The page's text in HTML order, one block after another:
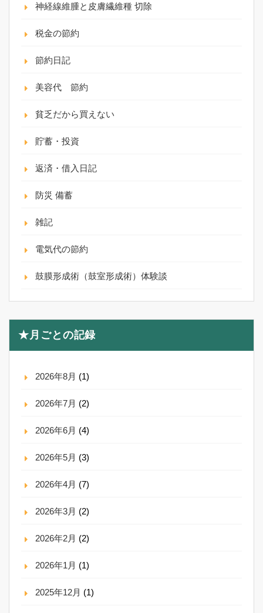
神経線維腫と皮膚繊維種 切除
税金の節約
節約日記
美容代 節約
貧乏だから買えない
貯蓄・投資
返済・借入日記
防災 備蓄
雑記
電気代の節約
鼓膜形成術（鼓室形成術）体験談
★月ごとの記録
2026年8月 (1)
2026年7月 (2)
2026年6月 (4)
2026年5月 (3)
2026年4月 (7)
2026年3月 (2)
2026年2月 (2)
2026年1月 (1)
2025年12月 (1)